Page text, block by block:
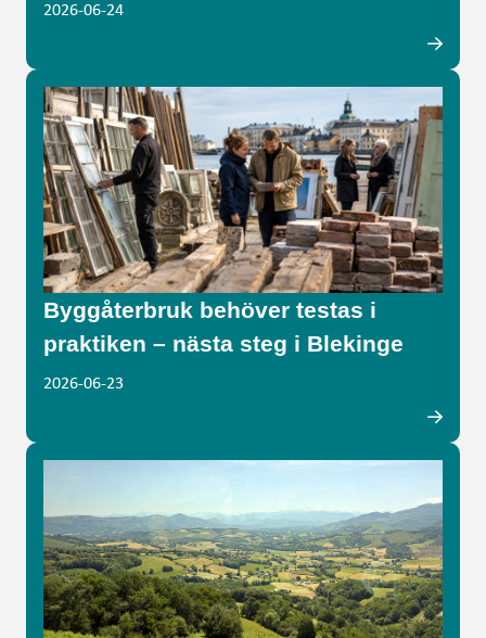
2026-06-24
Byggåterbruk behöver testas i
praktiken – nästa steg i Blekinge
2026-06-23